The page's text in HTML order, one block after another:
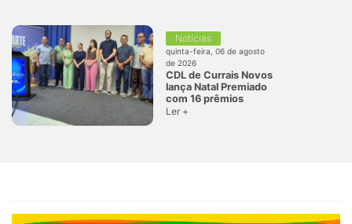
Notícias
quinta-feira, 06 de agosto
de 2026
CDL de Currais Novos
lança Natal Premiado
com 16 prêmios
Ler +